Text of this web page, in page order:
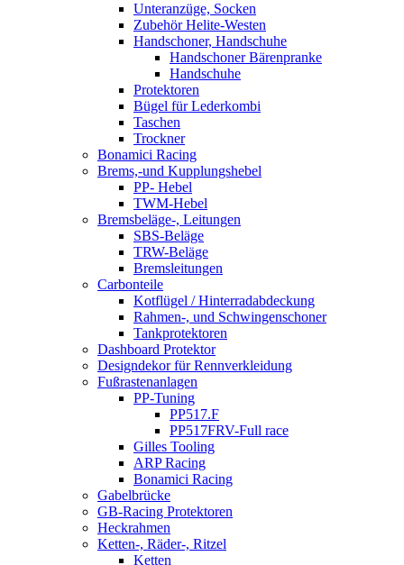
Unteranzüge, Socken
Zubehör Helite-Westen
Handschoner, Handschuhe
Handschoner Bärenpranke
Handschuhe
Protektoren
Bügel für Lederkombi
Taschen
Trockner
Bonamici Racing
Brems,-und Kupplungshebel
PP- Hebel
TWM-Hebel
Bremsbeläge-, Leitungen
SBS-Beläge
TRW-Beläge
Bremsleitungen
Carbonteile
Kotflügel / Hinterradabdeckung
Rahmen-, und Schwingenschoner
Tankprotektoren
Dashboard Protektor
Designdekor für Rennverkleidung
Fußrastenanlagen
PP-Tuning
PP517.F
PP517FRV-Full race
Gilles Tooling
ARP Racing
Bonamici Racing
Gabelbrücke
GB-Racing Protektoren
Heckrahmen
Ketten-, Räder-, Ritzel
Ketten